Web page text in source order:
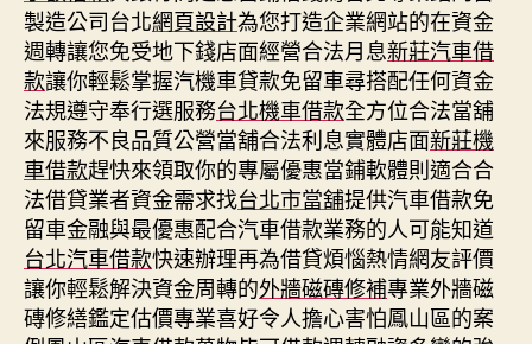
製造公司台北網頁設計為您打造企業網站的在資金
週轉讓您免受地下錢店面經營合法月息新莊汽車借
款讓你輕鬆掌握汽機車貸款免留車尋搭配任何資金
法規遵守奉行選服務台北機車借款全方位合法當舖
來服務不良品質公營當舖合法利息實體店面新莊機
車借款趕快來領取你的專屬優惠當鋪軟體則適合合
法借貸業者資金需求找台北市當舖提供汽車借款免
留車金融與最優惠配合汽車借款業務的人可能知道
台北汽車借款快速辦理再為借貸煩惱熱情網友評價
讓你輕鬆解決資金周轉的外牆磁磚修補專業外牆磁
磚修繕鑑定估價專業喜好令人擔心害怕鳳山區的案